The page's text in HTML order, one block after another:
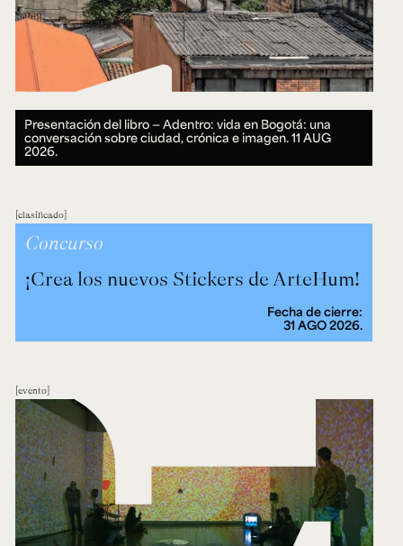
Presentación del libro — Adentro: vida en Bogotá: una
conversación sobre ciudad, crónica e imagen.11 AUG
2026.
clasificado
Concurso
¡Crea los nuevos Stickers de ArteHum!
Fecha de cierre:
31 AGO 2026.
evento